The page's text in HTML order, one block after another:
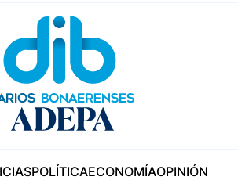
POLÍTICAECONOMÍAOPINIÓN